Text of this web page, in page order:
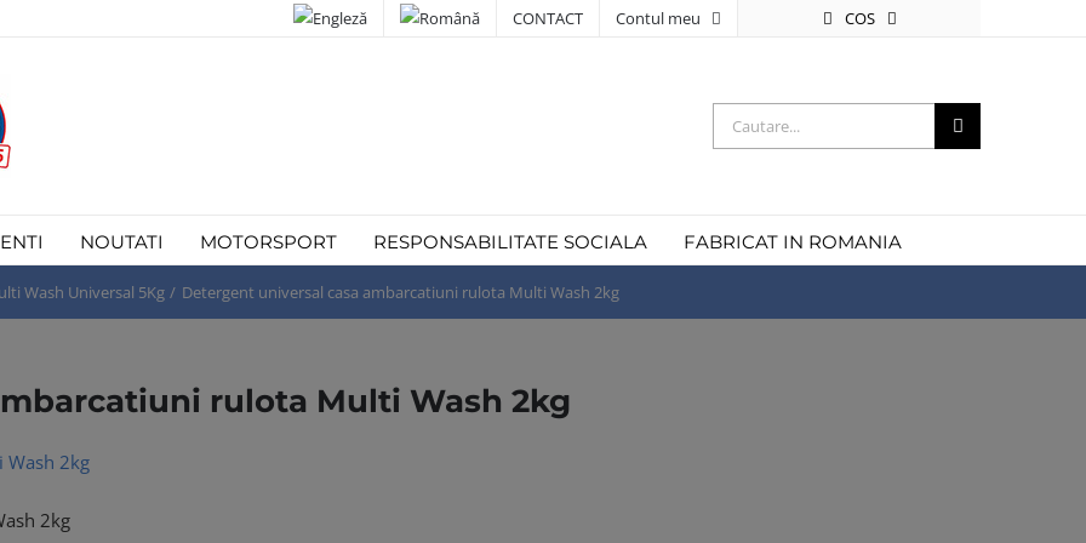
CONTACT Contul meu COS
Cautare...
NOUTATI MOTORSPORT RESPONSABILITATE SOCIALA FABRICAT IN ROMANIA
Wash Universal 5Kg Detergent universal casa ambarcatiuni rulota Multi Wash 2kg
rulota Multi Wash 2kg
2kg